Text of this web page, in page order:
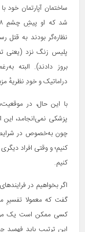
ساختمان آپارتمان خود
نظاره‌گر بودند به
پلیس زنگ نزد (یعنی
بروز دادند). البته
دراماتیک و خودِ نظریهٔ
با این حال، در
پزشکی نمی‌انجامد، این
چون به‌خصوص در
کنیم؛ و وقتی افراد
کنیم.
اگر بخواهیم در
گفت که معمولا
کسی ممکن است یک
این ترتیب باید